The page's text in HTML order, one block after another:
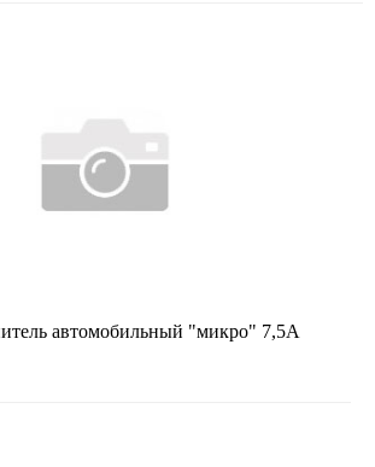
автомобильный "микро" 7,5А